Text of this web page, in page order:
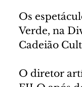
Os
Verde, na
Cadeião
O diretor